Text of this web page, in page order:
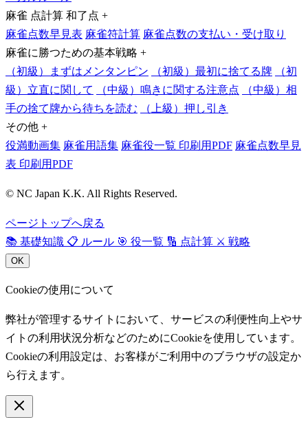
麻雀 点計算 和了点 +
麻雀点数早見表 麻雀符計算 麻雀点数の支払い・受け取り
麻雀に勝つための基本戦略 +
（初級）まずはメンタンピン
（初級）最初に捨てる牌
（初
級）立直に関して
（中級）鳴きに関する注意点
（中級）相
手の捨て牌から待ちを読む
（上級）押し引き
その他 +
役満動画集 麻雀用語集 麻雀役一覧 印刷用PDF 麻雀点数早見
表 印刷用PDF
© NC Japan K.K. All Rights Reserved.
ページトップへ戻る
📚 基礎知識 📋 ルール 🎯 役一覧 🔢 点計算 ⚔️ 戦略
OK
Cookieの使用について
弊社が管理するサイトにおいて、サービスの利便性向上やサ
イトの利用状況分析などのためにCookieを使用しています。
Cookieの利用設定は、お客様がご利用中のブラウザの設定か
ら行えます。